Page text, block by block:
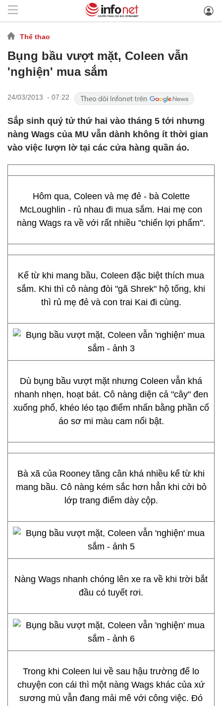
Thể thao
Bụng bầu vượt mặt, Coleen vẫn
'nghiện' mua sắm
24/03/2013 - 07:22
Sắp sinh quý tử thứ hai vào tháng 5 tới nhưng
nàng Wags của MU vẫn dành không ít thời gian
vào việc lượn lờ tại các cửa hàng quần áo.
Hôm qua, Coleen và mẹ đẻ - bà Colette
McLoughlin - rủ nhau đi mua sắm. Hai mẹ con
nàng Wags ra về với rất nhiều "chiến lợi phẩm".
Kể từ khi mang bầu, Coleen đặc biệt thích mua
sắm. Khi thì cô nàng đòi "gã Shrek" hộ tống, khi
thì rủ mẹ đẻ và con trai Kai đi cùng.
Dù bụng bầu vượt mặt nhưng Coleen vẫn khá
nhanh nhẹn, hoạt bát. Cô nàng diện cả "cây" đen
xuống phố, khéo léo tạo điểm nhấn bằng phần cổ
áo sơ mi màu cam nổi bật.
Bà xã của Rooney tăng cân khá nhiều kể từ khi
mang bầu. Cô nàng kém sắc hơn hẳn khi cởi bỏ
lớp trang điểm dày cộp.
Nàng Wags nhanh chóng lên xe ra về khi trời bắt
đầu có tuyết rơi.
Trong khi Coleen lui về sau hậu trường để lo
chuyện con cái thì một nàng Wags khác của xứ
sương mù vẫn đang mải mê với công việc. Đó